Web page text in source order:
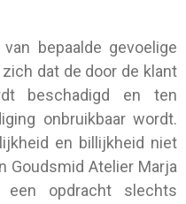
bepaalde gevoelige
dat de door de klant
beschadigd en ten
onbruikbaar wordt.
en billijkheid niet
Goudsmid Atelier Marja
opdracht slechts